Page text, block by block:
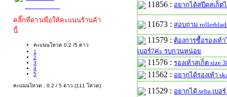
คลิ๊กที่ดาวเพื่อให้คะแนนร้านค้า
นี้
คะแนนโหวต 0.2 /5 ดาว
1
2
3
4
5
คะแนนโหวต : 0.2 / 5 ดาว (111 โหวต)
11856 : อยากได้สปีดสเก็ต
11673 :สอบถาม
11579 : ต้องการซื้อรองเท้
เบอร์7ค่ะ รบกวนหน่อย
11576 :รองเท้าสเก็ต size
11562 : อยากได้รองเท้า
11529 : อยากได้ seba เบอ